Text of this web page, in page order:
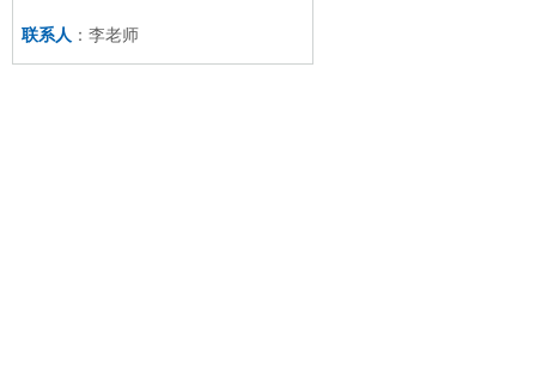
联系人 ：李老师